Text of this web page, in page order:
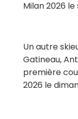
Milan 2026
Un autre
Gatineau,
première
2026 le